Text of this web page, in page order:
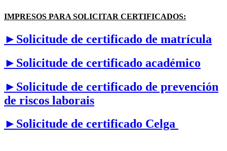
IMPRESOS PARA SOLICITAR CERTIFICADOS:
►Solicitude de certificado de matrícula
►Solicitude de certificado académico
►Solicitude de certificado de prevención
de riscos laborais
►Solicitude de certificado Celga